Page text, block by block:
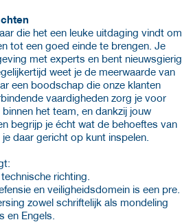
die het een leuke uitdaging vindt om
tot een goed einde te brengen. Je
met experts en bent nieuwsgierig
weet je de meerwaarde van
een boodschap die onze klanten
vaardigheden zorg je voor
het team, en dankzij jouw
begrijp je écht wat de behoeftes van
daar gericht op kunt inspelen.
richting.
en veiligheidsdomein is een pre.
zowel schriftelijk als mondeling
en Engels.